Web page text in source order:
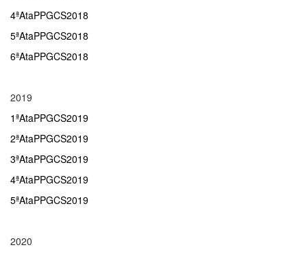
4ªAtaPPGCS2018
5ªAtaPPGCS2018
6ªAtaPPGCS2018
2019
1ªAtaPPGCS2019
2ªAtaPPGCS2019
3ªAtaPPGCS2019
4ªAtaPPGCS2019
5ªAtaPPGCS2019
2020